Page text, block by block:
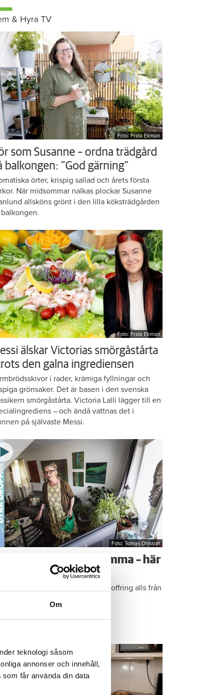
Om
teknologi såsom
annonser och innehåll,
får använda din data
& Hyra TV
Foto: Frida Ekman
som Susanne – ordna trädgård
balkongen: ”God gärning”
örter, krispig sallad och årets första
När midsommar nalkas plockar Susanne
allsköns grönt i den lilla köksträdgården
Foto: Frida Ekman
älskar Victorias smörgåstårta
den galna ingrediensen
i rader, krämiga fyllningar och
grönsaker. Det är basen i den svenska
smörgåstårta. Victoria Lalli lägger till en
– och ändå vattnas det i
på självaste Messi.
Foto: Tomas Ohlsson
sparar du vatten hemma – här
Kristins bästa tips
är enkla: ”Det är ingen uppoffring alls från